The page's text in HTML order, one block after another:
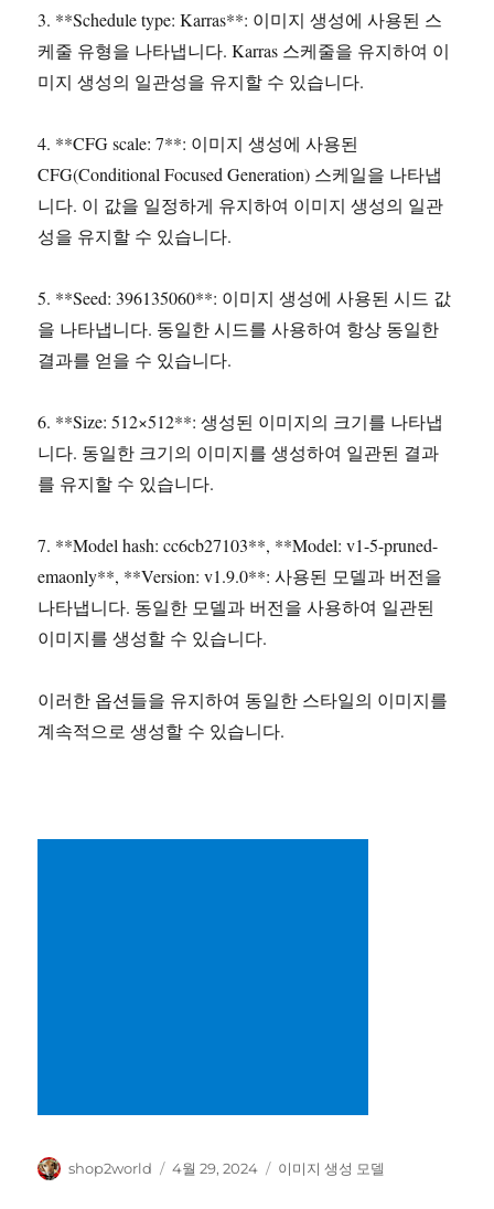
3. **Schedule type: Karras**: 이미지 생성에 사용된 스
케줄 유형을 나타냅니다. Karras 스케줄을 유지하여 이
미지 생성의 일관성을 유지할 수 있습니다.
4. **CFG scale: 7**: 이미지 생성에 사용된
CFG(Conditional Focused Generation) 스케일을 나타냅
니다. 이 값을 일정하게 유지하여 이미지 생성의 일관
성을 유지할 수 있습니다.
5. **Seed: 396135060**: 이미지 생성에 사용된 시드 값
을 나타냅니다. 동일한 시드를 사용하여 항상 동일한
결과를 얻을 수 있습니다.
6. **Size: 512×512**: 생성된 이미지의 크기를 나타냅
니다. 동일한 크기의 이미지를 생성하여 일관된 결과
를 유지할 수 있습니다.
7. **Model hash: cc6cb27103**, **Model: v1-5-pruned-
emaonly**, **Version: v1.9.0**: 사용된 모델과 버전을
나타냅니다. 동일한 모델과 버전을 사용하여 일관된
이미지를 생성할 수 있습니다.
이러한 옵션들을 유지하여 동일한 스타일의 이미지를
계속적으로 생성할 수 있습니다.
글
shop2world
작
4월 29, 2024
카
이미지 생성 모델